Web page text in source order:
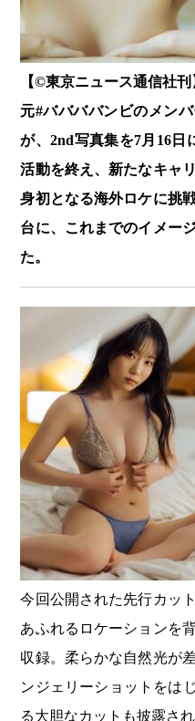
【©️東京ニュース通信社刊
元#ババババンビのメン
が、2nd写真集を7月16日
活動を終え、新たなキャ
身初となる海外ロケに挑
台に、これまでのイメー
た。
今回公開された先行カッ
あふれるロケーションを
収録。柔らかな自然光が
ンジェリーショットをは
る大胆なカットも披露され